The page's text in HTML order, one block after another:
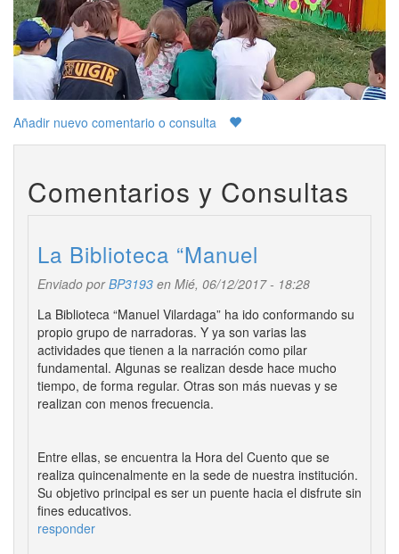
Añadir nuevo comentario o consulta
Comentarios y Consultas
La Biblioteca “Manuel
Enviado porBP3193 en Mié, 06/12/2017 - 18:28
La Biblioteca “Manuel Vilardaga” ha ido conformando su
propio grupo de narradoras. Y ya son varias las
actividades que tienen a la narración como pilar
fundamental. Algunas se realizan desde hace mucho
tiempo, de forma regular. Otras son más nuevas y se
realizan con menos frecuencia.
Entre ellas, se encuentra la Hora del Cuento que se
realiza quincenalmente en la sede de nuestra institución.
Su objetivo principal es ser un puente hacia el disfrute sin
fines educativos.
responder